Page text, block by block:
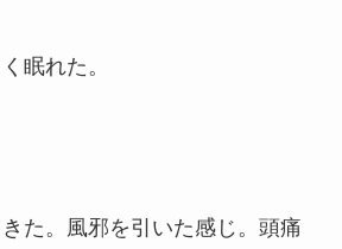
眠れた。
た。風邪を引いた感じ。頭痛